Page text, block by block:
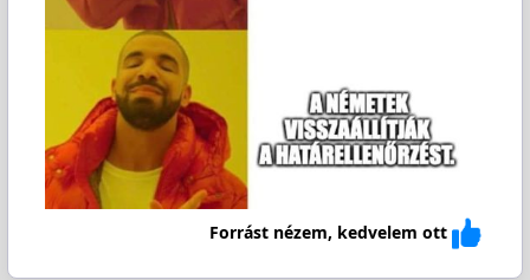
Forrást nézem, kedvelem ott